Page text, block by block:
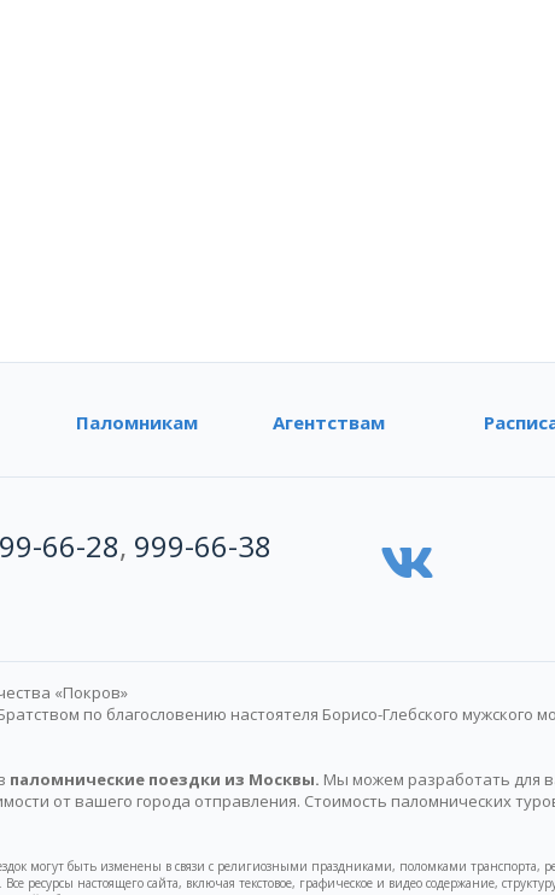
Паломникам Агентствам
66-28, 999-66-38
«Покров»
по благословению настоятеля Борисо-Глебского мужского
паломнические поездки из Москвы. Мы можем разработать для
от вашего города отправления. Стоимость паломнических
могут быть изменены в связи с религиозными праздниками, поломками
. Все ресурсы настоящего сайта, включая текстовое, графическое и видео содержание,